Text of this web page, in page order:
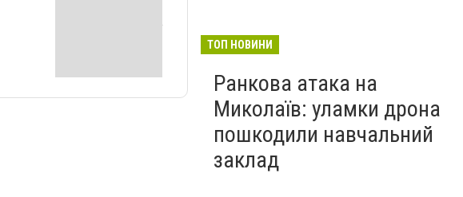
ТОП НОВИНИ
Ранкова атака на
Миколаїв: уламки дрона
пошкодили навчальний
заклад